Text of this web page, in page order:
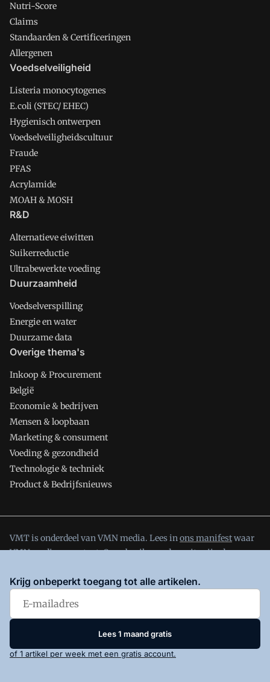
Nutri-Score
Claims
Standaarden & Certificeringen
Allergenen
Voedselveiligheid
Listeria monocytogenes
E.coli (STEC/ EHEC)
Hygienisch ontwerpen
Voedselveiligheidscultuur
Fraude
PFAS
Acrylamide
MOAH & MOSH
R&D
Alternatieve eiwitten
Suikerreductie
Ultrabewerkte voeding
Duurzaamheid
Voedselverspilling
Energie en water
Duurzame data
Overige thema's
Inkoop & Procurement
België
Economie & bedrijven
Mensen & loopbaan
Marketing & consument
Voeding & gezondheid
Technologie & techniek
Product & Bedrijfsnieuws
VMT is onderdeel van VMN media. Lees inons manifestwaar
VMN media voor staat. Op gebruik van deze site zijn de
enPrivacy en Cookie beleid|Privacy instellingen
Krijg onbeperkt toegang tot alle artikelen.
Lees 1 maand gratis
of 1 artikel per week met een gratis account.